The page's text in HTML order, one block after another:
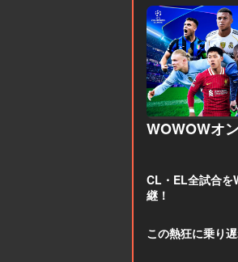
WOWOWオ
CL・EL全試合を
継！
この熱狂に乗り遅